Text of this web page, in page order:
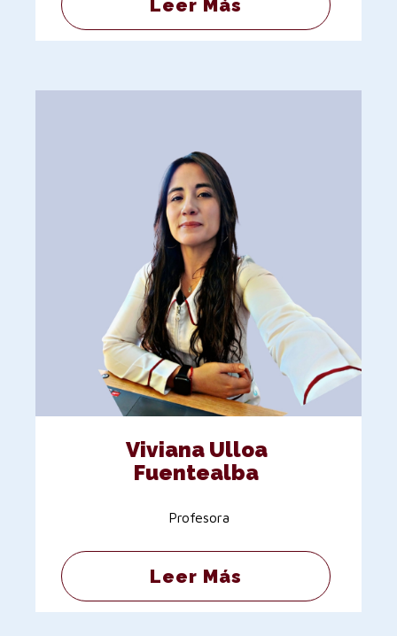
Leer Más
Viviana Ulloa
Fuentealba
Profesora
Leer Más